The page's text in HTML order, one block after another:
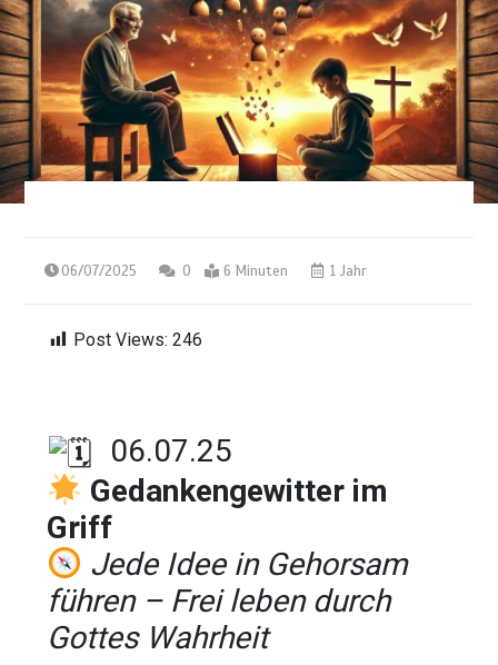
06/07/2025 0 6 Minuten 1 Jahr
Post Views: 246
06.07.25
Gedankengewitter im
Griff
Jede Idee in Gehorsam
führen – Frei leben durch
Gottes Wahrheit